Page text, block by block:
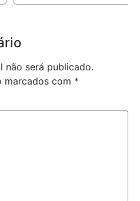
não será publicado.
marcados com *